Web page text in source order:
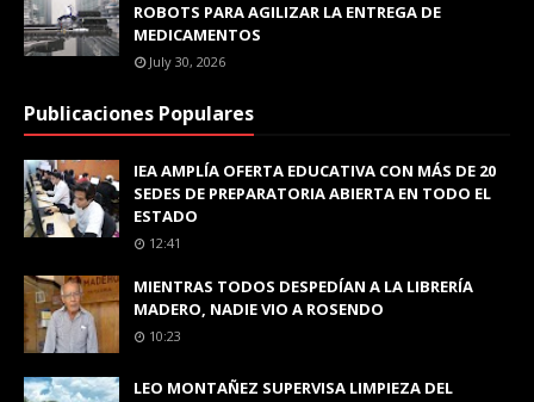
ROBOTS PARA AGILIZAR LA ENTREGA DE
MEDICAMENTOS
July 30, 2026
Publicaciones Populares
IEA AMPLÍA OFERTA EDUCATIVA CON MÁS DE 20
SEDES DE PREPARATORIA ABIERTA EN TODO EL
ESTADO
12:41
MIENTRAS TODOS DESPEDÍAN A LA LIBRERÍA
MADERO, NADIE VIO A ROSENDO
10:23
LEO MONTAÑEZ SUPERVISA LIMPIEZA DEL